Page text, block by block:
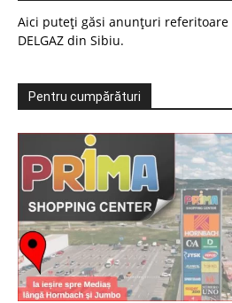
Aici puteți găsi anunțuri
DELGAZ din Sibiu.
Pentru cumpărături